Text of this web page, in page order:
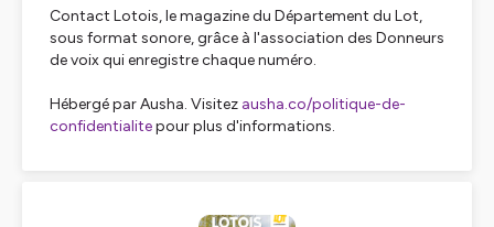
Contact Lotois, le magazine du Département du Lot,
sous format sonore, grâce à l'association des Donneurs
de voix qui enregistre chaque numéro.
Hébergé par Ausha. Visitez ausha.co/politique-de-
confidentialitepour plus d'informations.